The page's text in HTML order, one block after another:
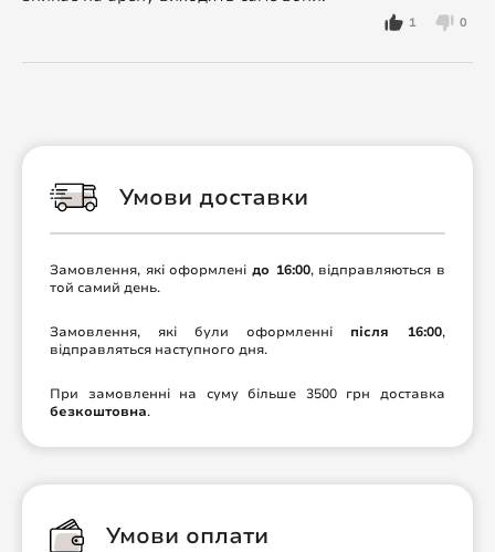
1 0
Умови доставки
Замовлення, які оформлені до 16:00, відправляються в
той самий день.
Замовлення, які були оформленні після 16:00,
відправляться наступного дня.
При замовленні на суму більше 3500 грн доставка
безкоштовна.
Умови оплати